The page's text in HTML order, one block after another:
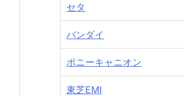
セタ
バンダイ
ポニーキャニオン
東芝EMI